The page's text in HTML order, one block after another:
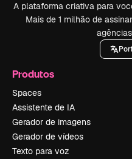
A plataforma criativa para
Mais de 1 milhão de
Produtos
Spaces
Assistente de IA
Gerador de imagens
Gerador de vídeos
Texto para voz